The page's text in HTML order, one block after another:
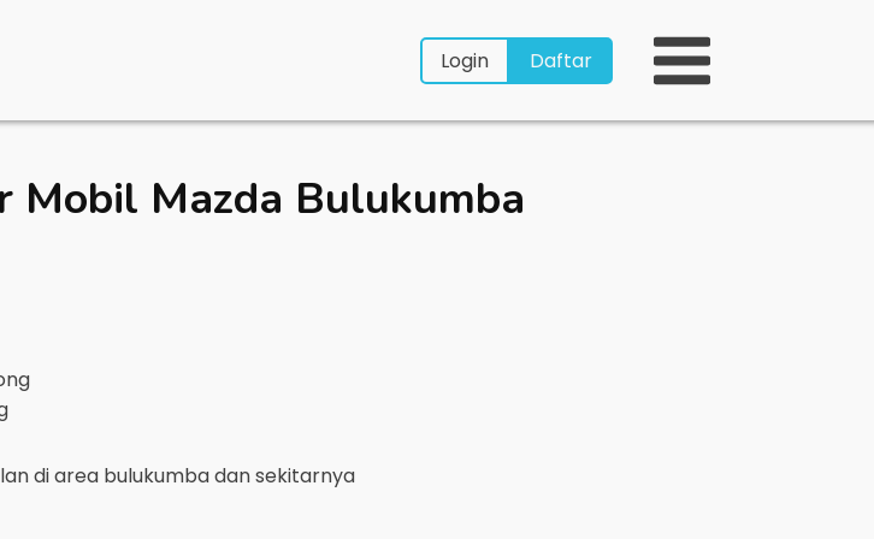
Login Daftar
Mobil Mazda Bulukumba
di area bulukumbadan sekitarnya